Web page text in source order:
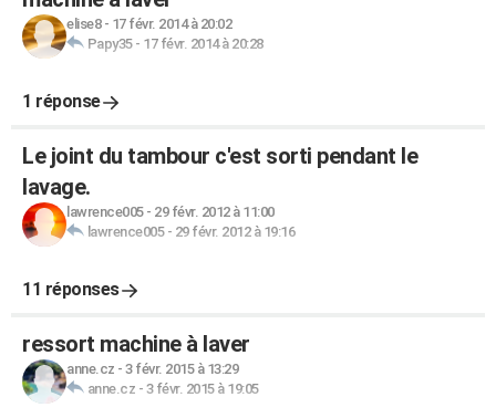
elise8- 17 févr. 2014 à 20:02
Papy35- 17 févr. 2014 à 20:28
1 réponse
Le joint du tambour c'est sorti pendant le
lavage.
lawrence005- 29 févr. 2012 à 11:00
lawrence005- 29 févr. 2012 à 19:16
11 réponses
ressort machine à laver
anne.cz - 3 févr. 2015 à 13:29
anne.cz - 3 févr. 2015 à 19:05